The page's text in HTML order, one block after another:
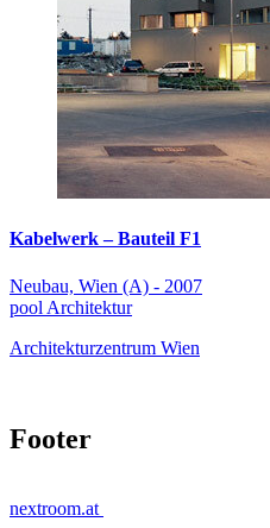
Kabelwerk – Bauteil F1
Neubau, Wien (A) - 2007
pool Architektur
Architekturzentrum Wien
Footer
nextroom.at